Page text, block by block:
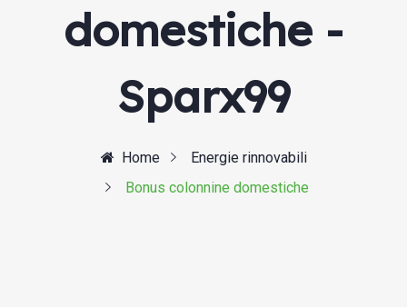
domestiche -
Sparx99
Home
Energie rinnovabili
Bonus colonnine domestiche